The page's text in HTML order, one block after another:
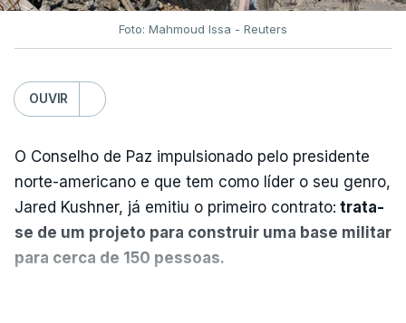
Foto: Mahmoud Issa - Reuters
OUVIR
O Conselho de Paz impulsionado pelo presidente
norte-americano e que tem como líder o seu genro,
Jared Kushner, já emitiu o primeiro contrato: trata-
se de um projeto para construir uma base militar
para cerca de 150 pessoas.